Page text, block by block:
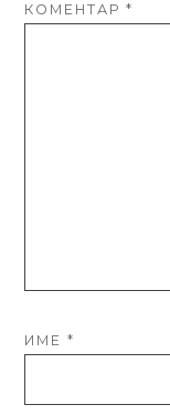
КОМЕНТАР*
ИМЕ*